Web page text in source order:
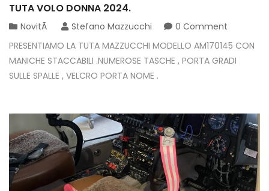
TUTA VOLO DONNA 2024.
NovitÃ Stefano Mazzucchi
0 Comment
PRESENTIAMO LA TUTA MAZZUCCHI MODELLO AM170145 CON
MANICHE STACCABILI .NUMEROSE TASCHE , PORTA GRADI
SULLE SPALLE , VELCRO PORTA NOME .